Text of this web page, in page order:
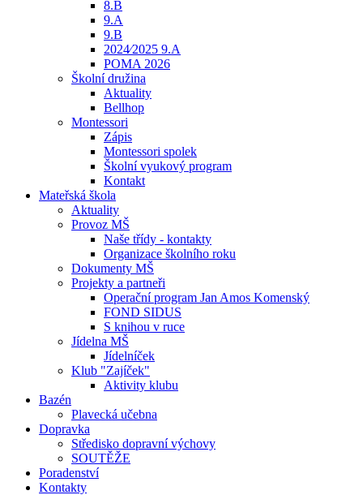
8.B
9.A
9.B
2024⁄2025 9.A
POMA 2026
Školní družina
Aktuality
Bellhop
Montessori
Zápis
Montessori spolek
Školní vyukový program
Kontakt
Mateřská škola
Aktuality
Provoz MŠ
Naše třídy - kontakty
Organizace školního roku
Dokumenty MŠ
Projekty a partneři
Operační program Jan Amos Komenský
FOND SIDUS
S knihou v ruce
Jídelna MŠ
Jídelníček
Klub "Zajíček"
Aktivity klubu
Bazén
Plavecká učebna
Dopravka
Středisko dopravní výchovy
SOUTĚŽE
Poradenství
Kontakty